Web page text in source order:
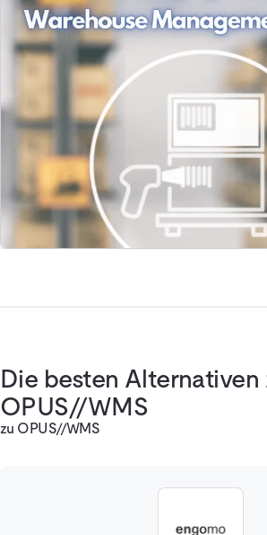
Die besten Alternativen
OPUS//WMS
zu OPUS//WMS